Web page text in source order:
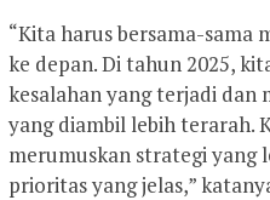
“Kita harus bersama-sama
ke depan. Di tahun 2025,
kesalahan yang terjadi dan
yang diambil lebih terarah.
merumuskan strategi yang
prioritas yang jelas,”